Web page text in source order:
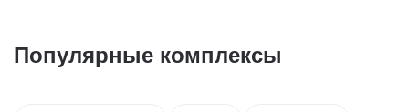
Популярные комплексы